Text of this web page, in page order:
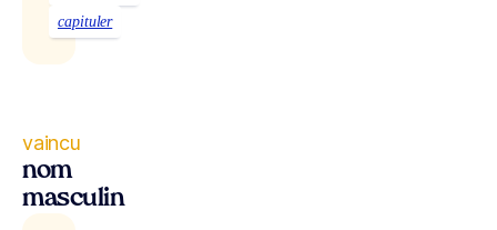
capituler
vaincu
nom
masculin